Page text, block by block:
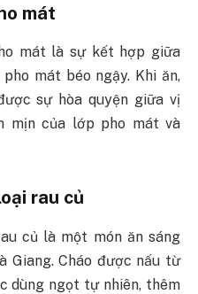
mát
mát là sự kết hợp giữa
mát béo ngậy. Khi ăn,
sự hòa quyện giữa vị
mịn của lớp pho mát và
rau củ
củ là một món ăn sáng
Giang. Cháo được nấu từ
dùng ngọt tự nhiên, thêm